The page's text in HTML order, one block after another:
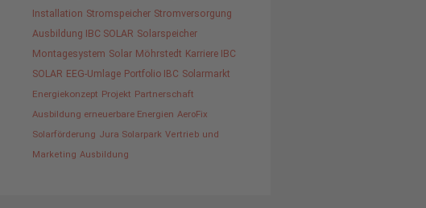
Installation Stromspeicher Stromversorgung
Ausbildung IBC SOLAR Solarspeicher
Montagesystem Solar Möhrstedt Karriere IBC
SOLAR EEG-Umlage Portfolio IBC Solarmarkt
Energiekonzept Projekt Partnerschaft
Ausbildung erneuerbare Energien AeroFix
Solarförderung Jura Solarpark Vertrieb und
Marketing Ausbildung